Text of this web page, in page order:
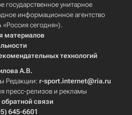
государственное унитарное
информационное агентство
сегодня»).
материалов
технологий
А.В.
Редакции: r-sport.internet@ria.ru
пресс-релизов и рекламы
связи
645-6601